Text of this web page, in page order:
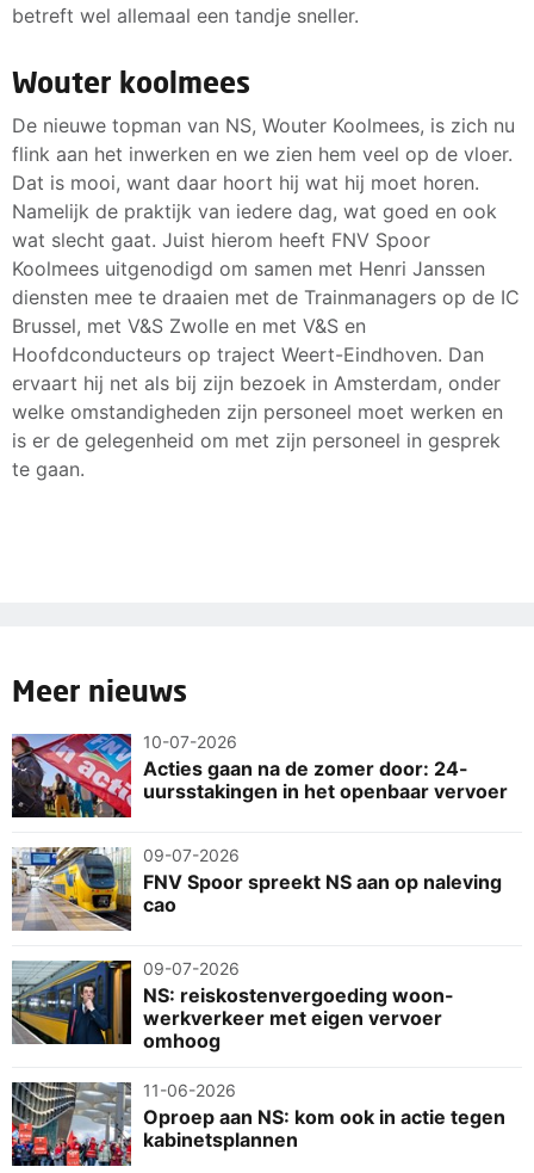
betreft wel allemaal een tandje sneller.
Wouter koolmees
De nieuwe topman van NS, Wouter Koolmees, is zich nu
flink aan het inwerken en we zien hem veel op de vloer.
Dat is mooi, want daar hoort hij wat hij moet horen.
Namelijk de praktijk van iedere dag, wat goed en ook
wat slecht gaat. Juist hierom heeft FNV Spoor
Koolmees uitgenodigd om samen met Henri Janssen
diensten mee te draaien met de Trainmanagers op de IC
Brussel, met V&S Zwolle en met V&S en
Hoofdconducteurs op traject Weert-Eindhoven. Dan
ervaart hij net als bij zijn bezoek in Amsterdam, onder
welke omstandigheden zijn personeel moet werken en
is er de gelegenheid om met zijn personeel in gesprek
te gaan.
Meer nieuws
10-07-2026
Acties gaan na de zomer door: 24-
uursstakingen in het openbaar vervoer
09-07-2026
FNV Spoor spreekt NS aan op naleving
cao
09-07-2026
NS: reiskostenvergoeding woon-
werkverkeer met eigen vervoer
omhoog
11-06-2026
Oproep aan NS: kom ook in actie tegen
kabinetsplannen